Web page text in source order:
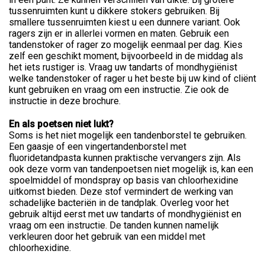
tussenruimten kunt u dikkere stokers gebruiken. Bij
smallere tussenruimten kiest u een dunnere variant. Ook
ragers zijn er in allerlei vormen en maten. Gebruik een
tandenstoker of rager zo mogelijk eenmaal per dag. Kies
zelf een geschikt moment, bijvoorbeeld in de middag als
het iets rustiger is. Vraag uw tandarts of mondhygiënist
welke tandenstoker of rager u het beste bij uw kind of cliënt
kunt gebruiken en vraag om een instructie. Zie ook de
instructie in deze brochure.
En als poetsen niet lukt?
Soms is het niet mogelijk een tandenborstel te gebruiken.
Een gaasje of een vingertandenborstel met
fluoridetandpasta kunnen praktische vervangers zijn. Als
ook deze vorm van tandenpoetsen niet mogelijk is, kan een
spoelmiddel of mondspray op basis van chloorhexidine
uitkomst bieden. Deze stof vermindert de werking van
schadelijke bacteriën in de tandplak. Overleg voor het
gebruik altijd eerst met uw tandarts of mondhygiënist en
vraag om een instructie. De tanden kunnen namelijk
verkleuren door het gebruik van een middel met
chloorhexidine.